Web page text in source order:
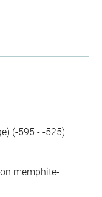
(-595 - -525)
memphite-